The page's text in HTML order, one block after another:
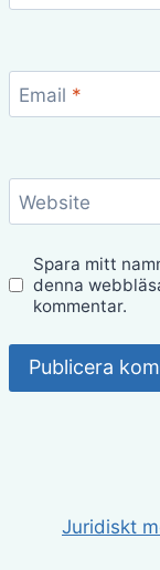
Email *
Website
Spara mitt
denna
kommentar.
Juridiskt